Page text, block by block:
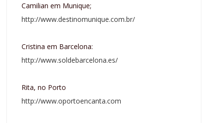
Camilian em Munique;
http://www.destinomunique.com.br/
Cristina em Barcelona:
http://www.soldebarcelona.es/
Rita, no Porto
http://www.oportoencanta.com